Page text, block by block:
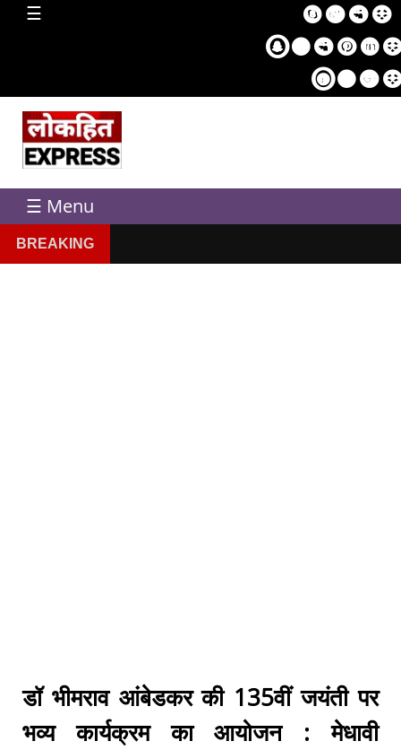
☰
home
☰ Menu
BREAKING
डॉ भीमराव आंबेडकर की 135वीं जयंती पर
भव्य कार्यक्रम का आयोजन : मेधावी